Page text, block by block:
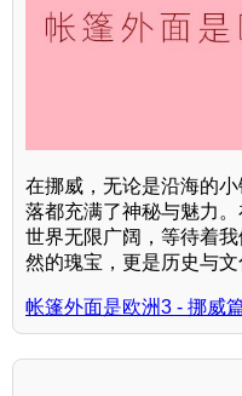
在挪威，无论是沿海的
落都充满了神秘与魅力
世界无限广阔，等待着
然的瑰宝，更是历史与文
帐篷外面是欧洲3 - 挪威